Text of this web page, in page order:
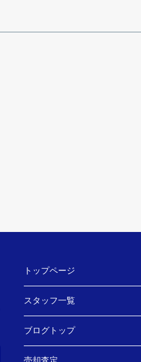
トップページ
スタッフ一覧
ブログトップ